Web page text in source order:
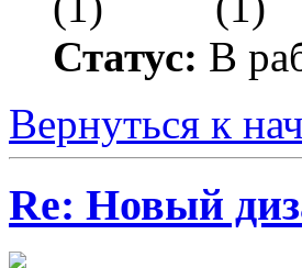
Статус: В
Вернуться к
Re: Новый